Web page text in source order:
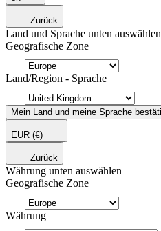
Zurück
Land und Sprache unten auswählen
Geografische Zone
Land/Region - Sprache
Mein Land und meine Sprache
EUR (€)
Zurück
Währung unten auswählen
Geografische Zone
Währung